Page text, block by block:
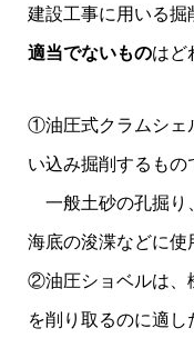
建設工事に用いる掘
適当でないものはど
①油圧式クラムシェ
い込み掘削するもの
一般土砂の孔掘り
海底の浚渫などに使
②油圧ショベルは、
を削り取るのに適し